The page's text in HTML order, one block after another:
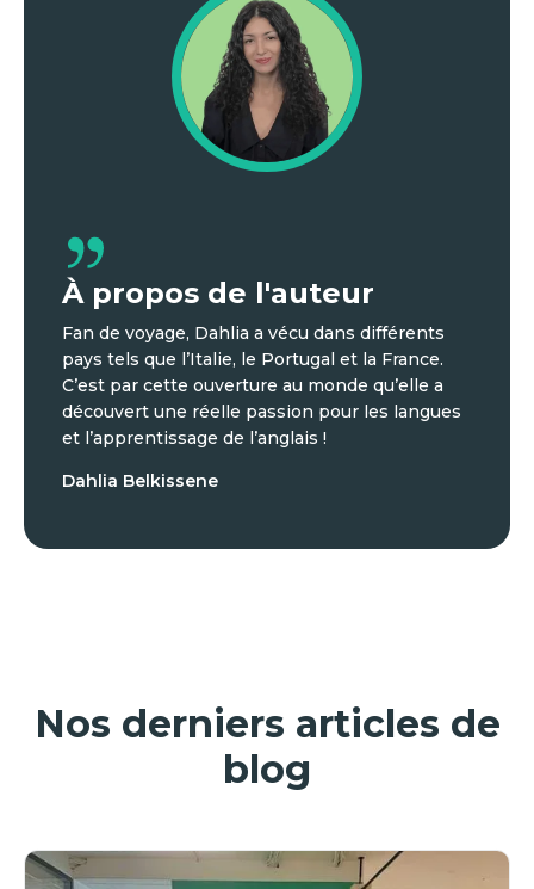
À propos de l'auteur
Fan de voyage, Dahlia a vécu dans différents
pays tels que l’Italie, le Portugal et la France.
C’est par cette ouverture au monde qu’elle a
découvert une réelle passion pour les langues
et l’apprentissage de l’anglais !
Dahlia Belkissene
Nos derniers articles de
blog